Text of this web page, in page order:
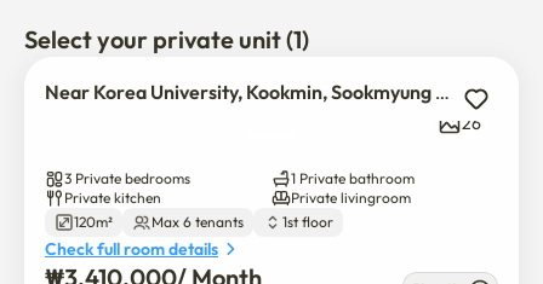
日本語 🇯🇵
※ 表示料金および利用条件は、3部屋全体を貸切でご利
用いただく場合を基準としています。
택가에 위치한 스테이비트윈 휴(休) 입니다.
전통 한옥의 따뜻한 감성과 현대적인 편안함을 담은 공간으로, 여행
과 일상 사이에서 편안한 쉼을 누리실 수 있습니다. 깨끗한 침구와
Select your private unit (1)
Near Korea University, Kookmin, Sookmyung & Sungkyunkwan Hue
26
3 Private bedrooms
1 Private bathroom
Private kitchen
Private livingroom
120m²
Max 6 tenants 1st floor
Check full room details
₩3,410,000/ Month